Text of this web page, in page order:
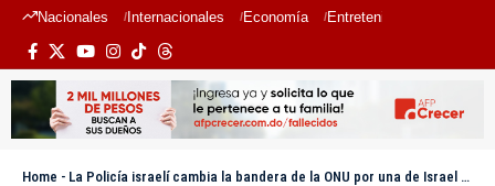
Nacionales Internacionales Economía Entretenimiento
Home - La Policía israelí cambia la bandera de la ONU por una de Israel en sede de UNRWA en Jerusalén